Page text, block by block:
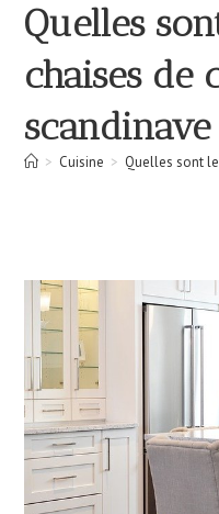
Quelles
chaises de
scandinave
> Cuisine > Quelles sont